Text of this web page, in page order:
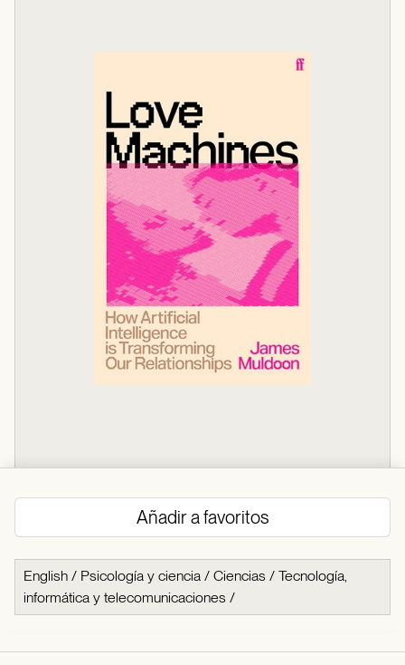
Añadir a favoritos
English / Psicología y ciencia / Ciencias / Tecnología,
informática y telecomunicaciones /